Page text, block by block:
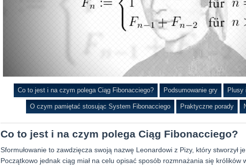
Co to jest i na czym polega Ciąg Fibonacciego? Podsumowanie gry Plusy
O czym pamiętać stosując System Fibonacciego Praktyczne porady
Co to jest i na czym polega Ciąg Fibonacciego?
Sformułowanie to zawdzięcza swoją nazwę Leonardowi z Pizy, który stworzył
Początkowo jednak ciąg miał na celu opisać sposób rozmnażania się królików